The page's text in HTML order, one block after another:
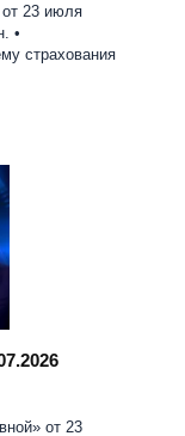
от 23 июля
•
страхования
от 23